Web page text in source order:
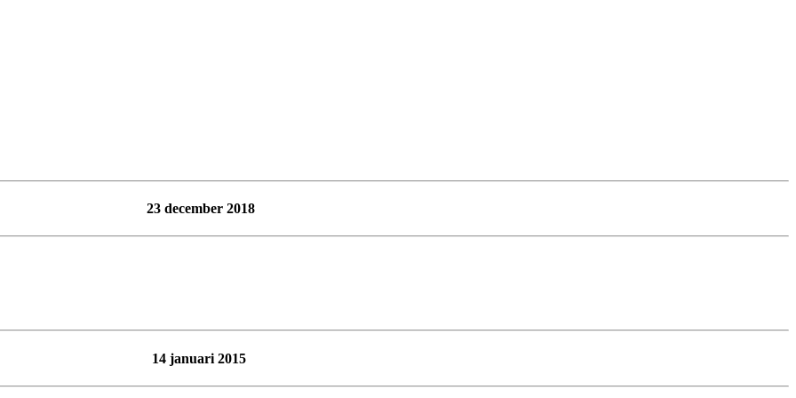
23 december 2018
14 januari 2015